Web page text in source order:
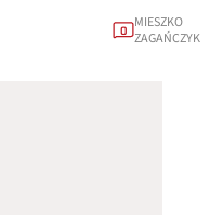
0
MIESZKO
ZAGAŃCZYK